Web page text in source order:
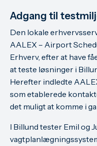
Adgang til
Den lokale
AALEX – Airport
Erhverv, efter at have
at teste løsninger i
Herefter indledte
som etablerede
det muligt at komme i
I Billund tester Emil og